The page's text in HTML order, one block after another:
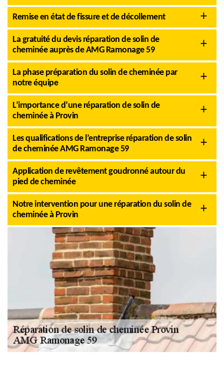
Remise en état de fissure et de décollement
La gratuité du devis réparation de solin de
cheminée auprès de AMG Ramonage 59
La phase préparation du solin de cheminée par
notre équipe
L’importance d’une réparation de solin de
cheminée à Provin
Les qualifications de l’entreprise réparation de solin
de cheminée AMG Ramonage 59
Application de revêtement goudronné autour du
pied de cheminée
Notre intervention pour une réparation du solin de
cheminée à Provin